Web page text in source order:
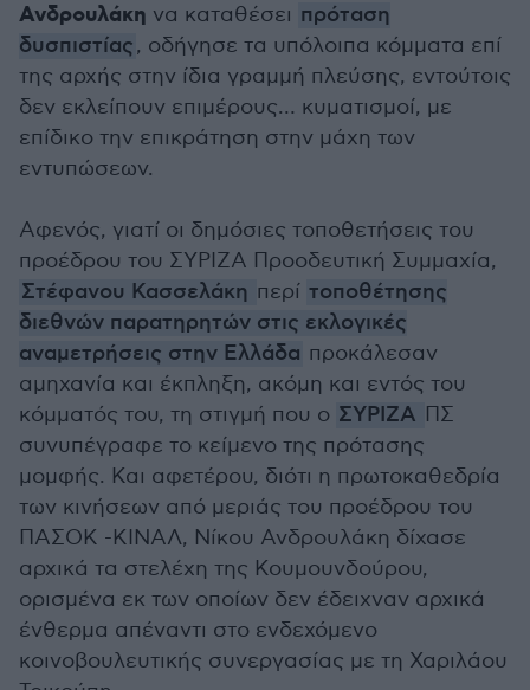
Ανδρουλάκη να καταθέσει πρόταση
δυσπιστίας, οδήγησε τα υπόλοιπα κόμματα επί
της αρχής στην ίδια γραμμή πλεύσης, εντούτοις
δεν εκλείπουν επιμέρους… κυματισμοί, με
επίδικο την επικράτηση στην μάχη των
εντυπώσεων.
Αφενός, γιατί οι δημόσιες τοποθετήσεις του
προέδρου του ΣΥΡΙΖΑ Προοδευτική Συμμαχία,
Στέφανου Κασσελάκη περί τοποθέτησης
διεθνών παρατηρητών στις εκλογικές
αναμετρήσεις στην Ελλάδα προκάλεσαν
αμηχανία και έκπληξη, ακόμη και εντός του
κόμματός του, τη στιγμή που ο ΣΥΡΙΖΑ ΠΣ
συνυπέγραφε το κείμενο της πρότασης
μομφής. Και αφετέρου, διότι η πρωτοκαθεδρία
των κινήσεων από μεριάς του προέδρου του
ΠΑΣΟΚ -ΚΙΝΑΛ, Νίκου Ανδρουλάκη δίχασε
αρχικά τα στελέχη της Κουμουνδούρου,
ορισμένα εκ των οποίων δεν έδειχναν αρχικά
ένθερμα απέναντι στο ενδεχόμενο
κοινοβουλευτικής συνεργασίας με τη Χαριλάου